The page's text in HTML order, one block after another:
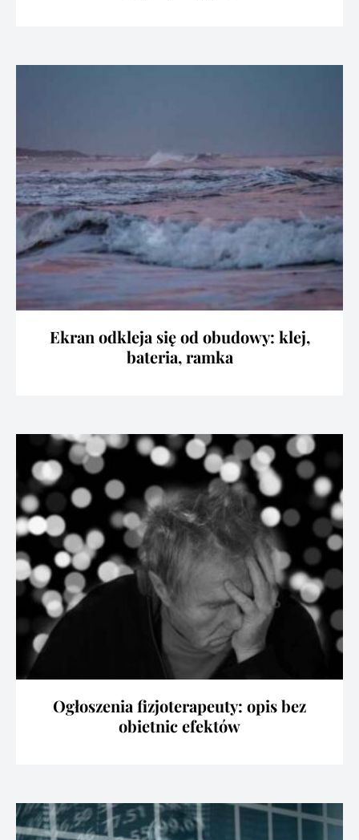
Ekran odkleja się od obudowy: klej,
bateria, ramka
Ogłoszenia fizjoterapeuty: opis bez
obietnic efektów